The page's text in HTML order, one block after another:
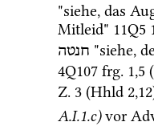
"siehe, das
Mitleid" 11Q5
חנטה
4Q107 frg. 1,5
Z. 3 (Hhld 2,12
A.I.1.c)vor